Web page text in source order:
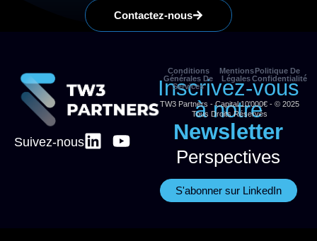
Contactez-nous
Suivez-nous
Inscrivez-vous
à notre
Newsletter
Perspectives
S'abonner sur LinkedIn
Conditions
Générales De
Services
Mentions
Légales
Politique De
Confidentialité
TW3 Partners - Capital 10'000€ - © 2025
Tous Droits Réservés